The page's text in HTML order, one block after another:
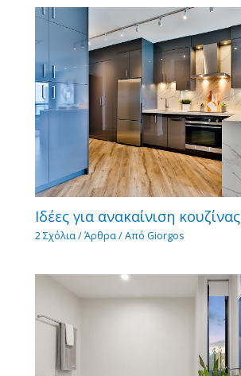
Ιδέες για ανακαίνιση κουζίνας
2 Σχόλια/Άρθρα/ ΑπόGiorgos